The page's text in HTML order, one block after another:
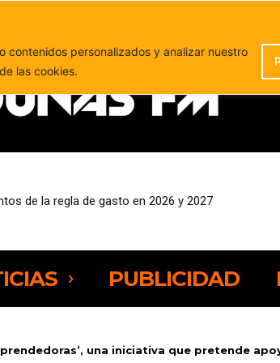
contenidos personalizados y analizar nuestro
las cookies.
Cósmicas para observar el eclipse solar
PUBLICIDAD
una iniciativa que pretende